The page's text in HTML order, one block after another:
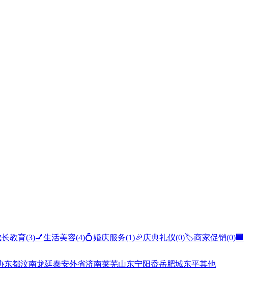
长教育(3)💅生活美容(4)💍婚庆服务(1)🎉庆典礼仪(0)🏷️商家促销(0)🏢
东都汶南龙廷泰安外省济南莱芜山东宁阳岙岳肥城东平其他